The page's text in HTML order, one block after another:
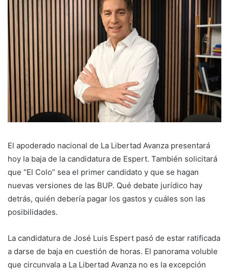
El apoderado nacional de La Libertad Avanza presentará
hoy la baja de la candidatura de Espert. También solicitará
que “El Colo” sea el primer candidato y que se hagan
nuevas versiones de las BUP. Qué debate jurídico hay
detrás, quién debería pagar los gastos y cuáles son las
posibilidades.
La candidatura de José Luis Espert pasó de estar ratificada
a darse de baja en cuestión de horas. El panorama voluble
que circunvala a La Libertad Avanza no es la excepción